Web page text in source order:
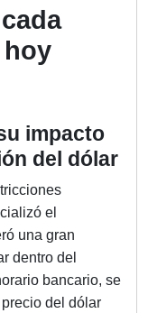
hoy
impacto
del dólar
el
una gran
dentro del
bancario, se
del dólar